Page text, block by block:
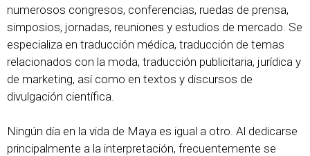
numerosos congresos, conferencias, ruedas de prensa,
simposios, jornadas, reuniones y estudios de mercado. Se
especializa en traducción médica, traducción de temas
relacionados con la moda, traducción publicitaria, jurídica y
de marketing, así como en textos y discursos de
divulgación científica.
Ningún día en la vida de Maya es igual a otro. Al dedicarse
principalmente a la interpretación, frecuentemente se